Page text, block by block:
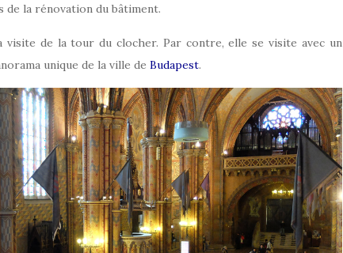
de la rénovation du bâtiment.
visite de la tour du clocher. Par contre, elle se visite avec un
unique de la ville de Budapest.